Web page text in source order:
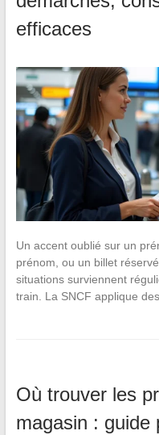
efficaces
Un accent oublié sur un
prénom, ou un billet
situations surviennent
train. La SNCF applique
Où trouver les
magasin : guide